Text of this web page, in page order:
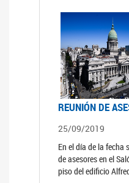
REUNIÓN DE
25/09/2019
En el día de la fecha
de asesores en el
piso del edificio